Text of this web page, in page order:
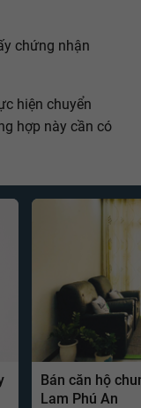
chứng nhận
hiện chuyển
hợp này cần có
Bán căn hộ
Lam Phú An